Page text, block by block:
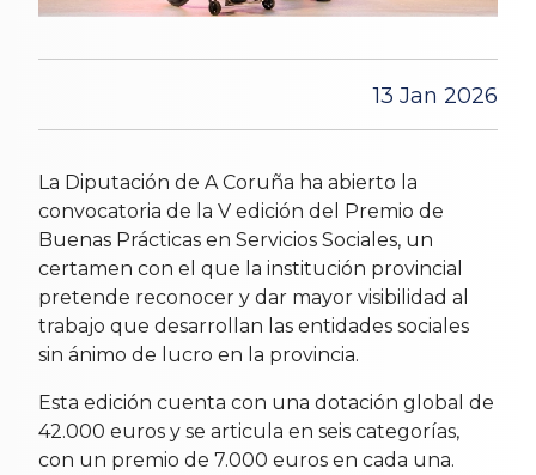
13 Jan 2026
La Diputación de A Coruña ha abierto la
convocatoria de la V edición del Premio de
Buenas Prácticas en Servicios Sociales, un
certamen con el que la institución provincial
pretende reconocer y dar mayor visibilidad al
trabajo que desarrollan las entidades sociales
sin ánimo de lucro en la provincia.
Esta edición cuenta con una dotación global de
42.000 euros y se articula en seis categorías,
con un premio de 7.000 euros en cada una.